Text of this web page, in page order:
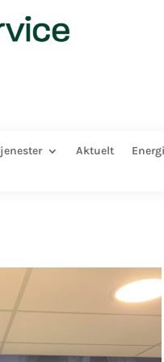
Aktuelt